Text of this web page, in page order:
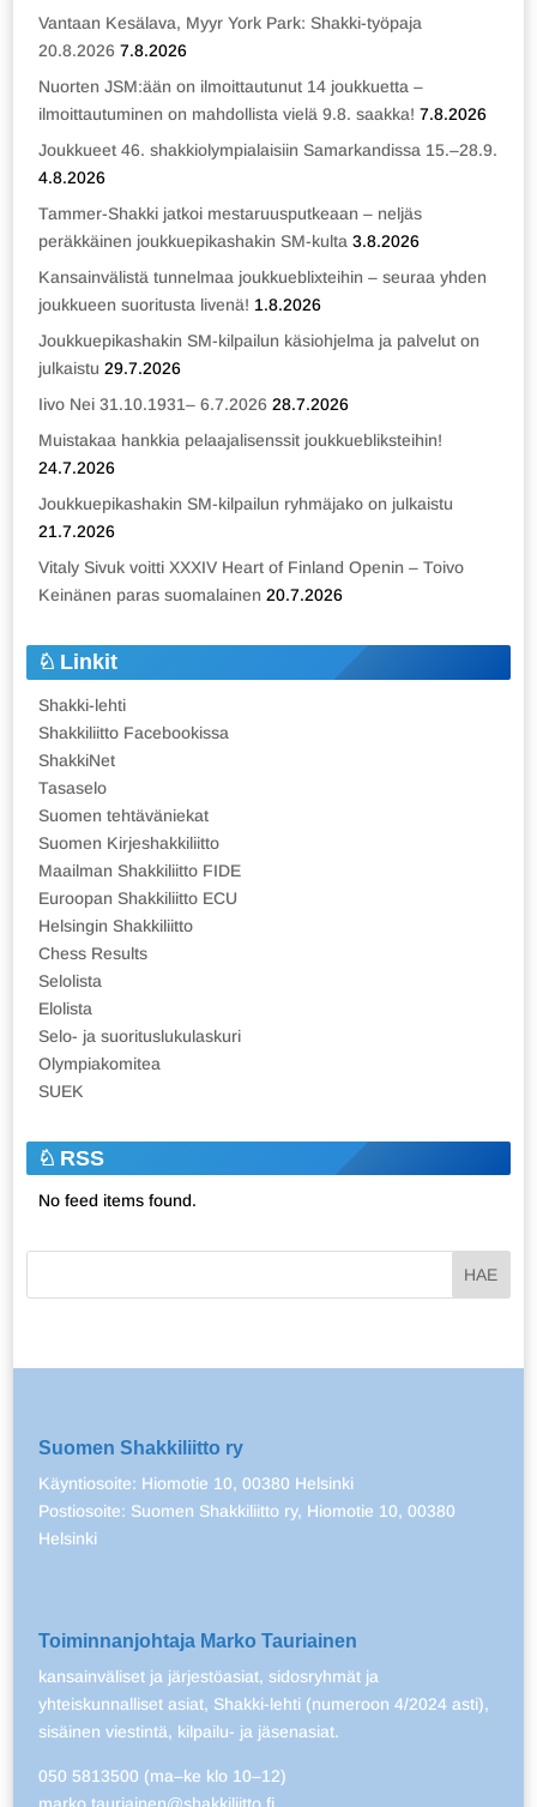
Vantaan Kesälava, Myyr York Park: Shakki-työpaja
20.8.2026 7.8.2026
Nuorten JSM:ään on ilmoittautunut 14 joukkuetta –
ilmoittautuminen on mahdollista vielä 9.8. saakka! 7.8.2026
Joukkueet 46. shakkiolympialaisiin Samarkandissa 15.–28.9.
4.8.2026
Tammer-Shakki jatkoi mestaruusputkeaan – neljäs
peräkkäinen joukkuepikashakin SM-kulta 3.8.2026
Kansainvälistä tunnelmaa joukkueblixteihin – seuraa yhden
joukkueen suoritusta livenä! 1.8.2026
Joukkuepikashakin SM-kilpailun käsiohjelma ja palvelut on
julkaistu 29.7.2026
Iivo Nei 31.10.1931– 6.7.2026 28.7.2026
Muistakaa hankkia pelaajalisenssit joukkuebliksteihin!
24.7.2026
Joukkuepikashakin SM-kilpailun ryhmäjako on julkaistu
21.7.2026
Vitaly Sivuk voitti XXXIV Heart of Finland Openin – Toivo
Keinänen paras suomalainen 20.7.2026
Linkit
Shakki-lehti
Shakkiliitto Facebookissa
ShakkiNet
Tasaselo
Suomen tehtäväniekat
Suomen Kirjeshakkiliitto
Maailman Shakkiliitto FIDE
Euroopan Shakkiliitto ECU
Helsingin Shakkiliitto
Chess Results
Selolista
Elolista
Selo- ja suorituslukulaskuri
Olympiakomitea
SUEK
RSS
No feed items found.
Suomen Shakkiliitto ry
Käyntiosoite: Hiomotie 10, 00380 Helsinki
Postiosoite: Suomen Shakkiliitto ry, Hiomotie 10, 00380
Helsinki
Toiminnanjohtaja Marko Tauriainen
kansainväliset ja järjestöasiat, sidosryhmät ja
yhteiskunnalliset asiat, Shakki-lehti (numeroon 4/2024 asti),
sisäinen viestintä, kilpailu- ja jäsenasiat.
050 5813500 (ma–ke klo 10–12)